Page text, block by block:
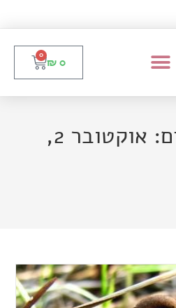
₪ 0
0
ארכיונים יומיים: אוקטובר 2,